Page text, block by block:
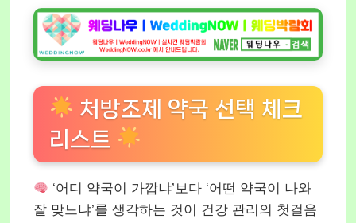
처방조제 약국 선택 체크
리스트
‘어디 약국이 가깝냐’보다 ‘어떤 약국이 나와
잘 맞느냐’를 생각하는 것이 건강 관리의 첫걸음